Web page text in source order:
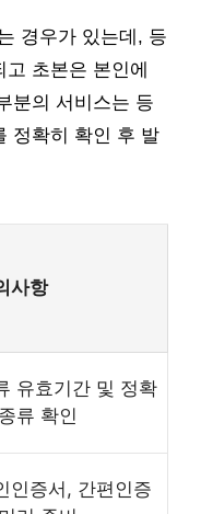
경우가 있는데, 등
초본은 본인에
분의 서비스는 등
정확히 확인 후 발
사항
유효기간 및 정확
류 확인
인증서, 간편인증